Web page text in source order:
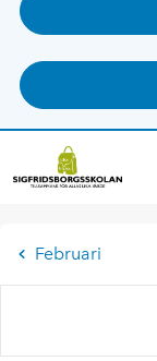
Februari